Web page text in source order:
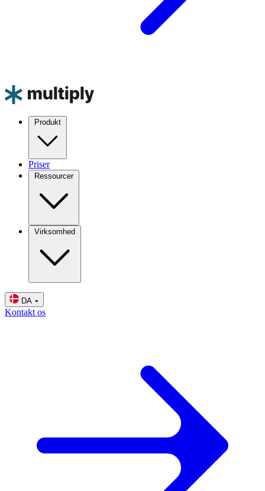
Produkt
Priser
Ressourcer
Virksomhed
DA
Kontakt os